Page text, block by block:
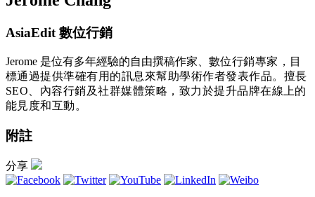
AsiaEdit 數位行銷
Jerome 是位有多年經驗的自由撰稿作家、 數位行銷專家，目
標通過提供準確有用的訊息來幫助學術作者發表作品。擅長
SEO、內容行銷及社群媒體策略，致力於提升品牌在線上的
能見度和互動。
附註
分享